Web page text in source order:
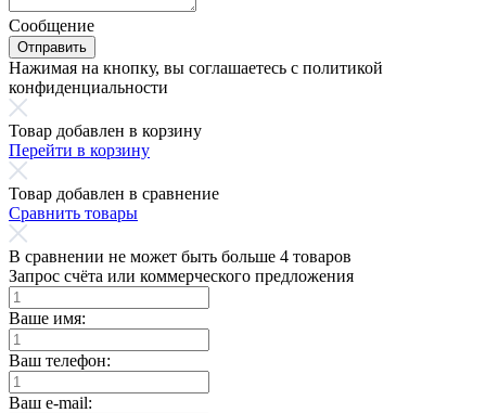
Сообщение
Отправить
Нажимая на кнопку, вы соглашаетесь с политикой
конфиденциальности
Товар добавлен в корзину
Перейти в корзину
Товар добавлен в сравнение
Сравнить товары
В сравнении не может быть больше 4 товаров
Запрос счёта или коммерческого предложения
Ваше имя:
Ваш телефон:
Ваш e-mail: